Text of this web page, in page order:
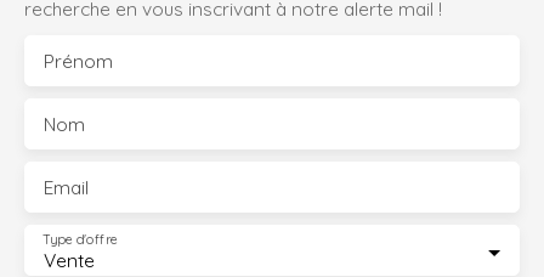
recherche en vous inscrivant à notre alerte mail !
Prénom
Nom
Email
Vente
Type d'offre